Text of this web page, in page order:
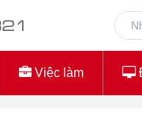
Việc làm